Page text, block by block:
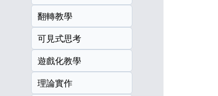
翻轉教學
可見式思考
遊戲化教學
理論實作